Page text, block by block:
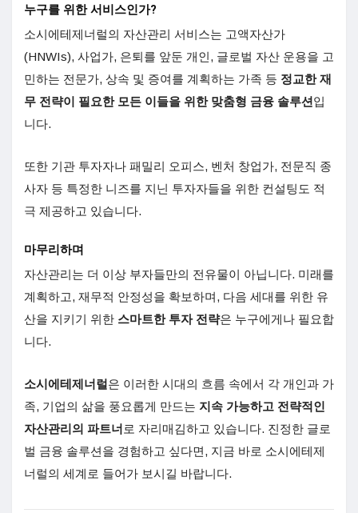
누구를 위한 서비스인가?
소시에테제너럴의 자산관리 서비스는 고액자산가
(HNWIs), 사업가, 은퇴를 앞둔 개인, 글로벌 자산 운용을 고
민하는 전문가, 상속 및 증여를 계획하는 가족 등 정교한 재
무 전략이 필요한 모든 이들을 위한 맞춤형 금융 솔루션입
니다.
또한 기관 투자자나 패밀리 오피스, 벤처 창업가, 전문직 종
사자 등 특정한 니즈를 지닌 투자자들을 위한 컨설팅도 적
극 제공하고 있습니다.
마무리하며
자산관리는 더 이상 부자들만의 전유물이 아닙니다. 미래를
계획하고, 재무적 안정성을 확보하며, 다음 세대를 위한 유
산을 지키기 위한 스마트한 투자 전략은 누구에게나 필요합
니다.
소시에테제너럴은 이러한 시대의 흐름 속에서 각 개인과 가
족, 기업의 삶을 풍요롭게 만드는 지속 가능하고 전략적인
자산관리의 파트너 로 자리매김하고 있습니다. 진정한 글로
벌 금융 솔루션을 경험하고 싶다면, 지금 바로 소시에테제
너럴의 세계로 들어가 보시길 바랍니다.